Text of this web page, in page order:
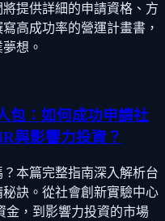
提供詳細的申請資格、方
高成功率的營運計畫書，
想。
包：如何成功申請社
與影響力投資？
本篇完整指南深入解析台
訣。從社會創新實驗中心
金，到影響力投資的市場